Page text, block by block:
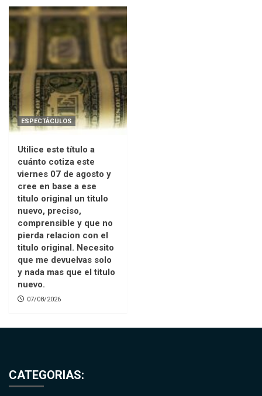
ESPECTÁCULOS
Utilice este título a
cuánto cotiza este
viernes 07 de agosto y
cree en base a ese
titulo original un titulo
nuevo, preciso,
comprensible y que no
pierda relacion con el
titulo original. Necesito
que me devuelvas solo
y nada mas que el titulo
nuevo.
07/08/2026
CATEGORIAS: